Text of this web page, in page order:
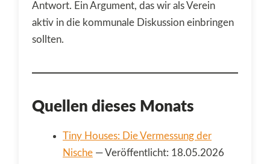
Antwort. Ein Argument, das wir als Verein
aktiv in die kommunale Diskussion einbringen
sollten.
Quellen dieses Monats
Tiny Houses: Die Vermessung der
Nische — Veröffentlicht: 18.05.2026